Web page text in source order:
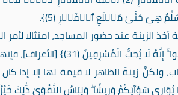
أخذ الزينة عند حضور المساجد، امتثالا
وَاشْرَبُوا وَلَا تُسْرِفُوا ۚ إِنَّهُ
ولكنَّ زينةَ الظاهر لا قيمة لها إلا إذا
سَوْآتِكُمْ وَرِيشًا ۖ وَلِبَاسُ التَّقْوَىٰ ذَٰلِكَ خَيْرٌ ۚ ذَٰلِكَ